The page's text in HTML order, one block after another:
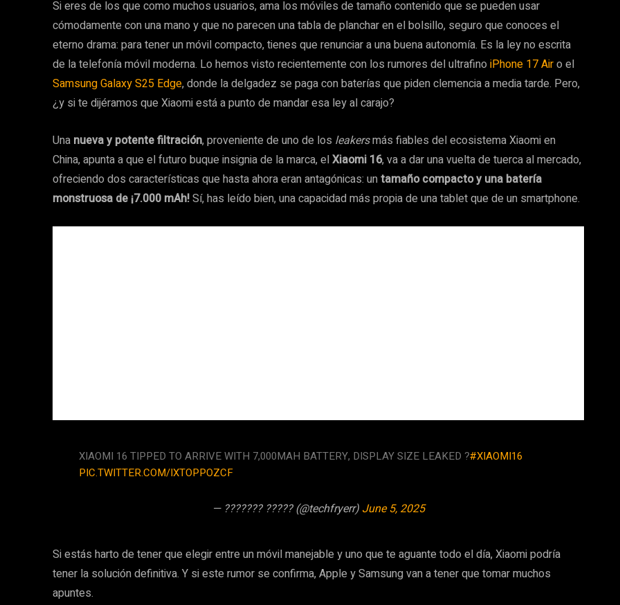
Si eres de los que como muchos usuarios, ama los móviles de tamaño contenido que se pueden usar
cómodamente con una mano y que no parecen una tabla de planchar en el bolsillo, seguro que conoces el
eterno drama: para tener un móvil compacto, tienes que renunciar a una buena autonomía. Es la ley no escrita
de la telefonía móvil moderna. Lo hemos visto recientemente con los rumores del ultrafino iPhone 17 Airo el
Samsung Galaxy S25 Edge, donde la delgadez se paga con baterías que piden clemencia a media tarde. Pero,
¿y si te dijéramos que Xiaomi está a punto de mandar esa ley al carajo?
Una nueva y potente filtración, proveniente de uno de los leakersmás fiables del ecosistema Xiaomi en
China, apunta a que el futuro buque insignia de la marca, elXiaomi 16, va a dar una vuelta de tuerca al mercado,
ofreciendo dos características que hasta ahora eran antagónicas: untamaño compacto y una batería
monstruosa de ¡7.000 mAh!Sí, has leído bien, una capacidad más propia de una tablet que de un smartphone.
XIAOMI 16 TIPPED TO ARRIVE WITH 7,000MAH BATTERY, DISPLAY SIZE LEAKED ?#XIAOMI16
PIC.TWITTER.COM/IXTOPPOZCF
— ??????? ????? (@techfryerr) June 5, 2025
Si estás harto de tener que elegir entre un móvil manejable y uno que te aguante todo el día, Xiaomi podría
tener la solución definitiva. Y si este rumor se confirma, Apple y Samsung van a tener que tomar muchos
apuntes.